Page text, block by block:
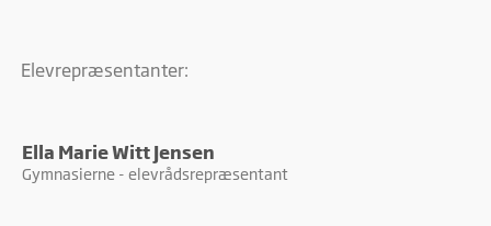
Elevrepræsentanter:
Ella Marie Witt Jensen
Gymnasierne - elevrådsrepræsentant